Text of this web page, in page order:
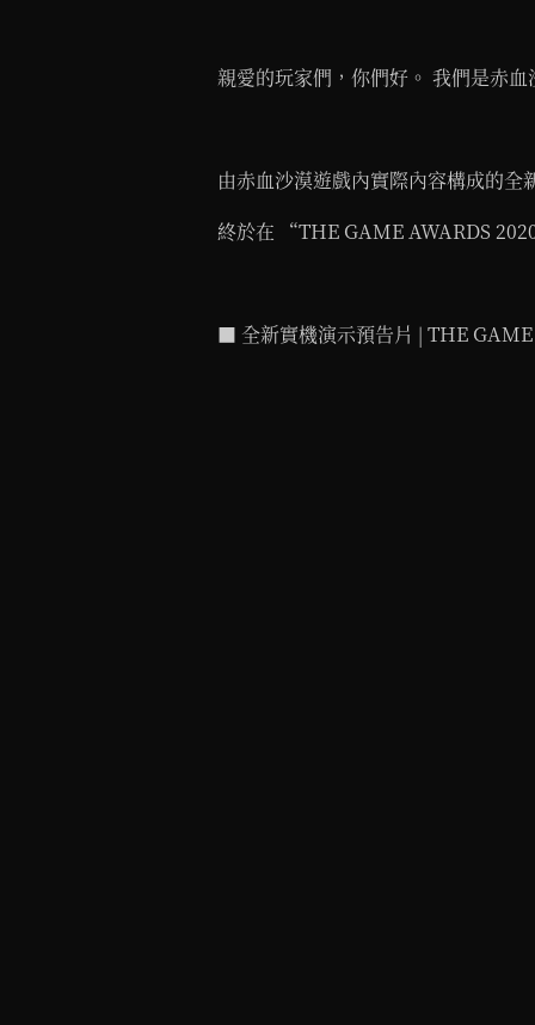
親愛的玩家們，你們好。 我們是赤血
由赤血沙漠遊戲內實際內容構成的全
終於在 “THE GAME AWARDS
■ 全新實機演示預告片 | THE